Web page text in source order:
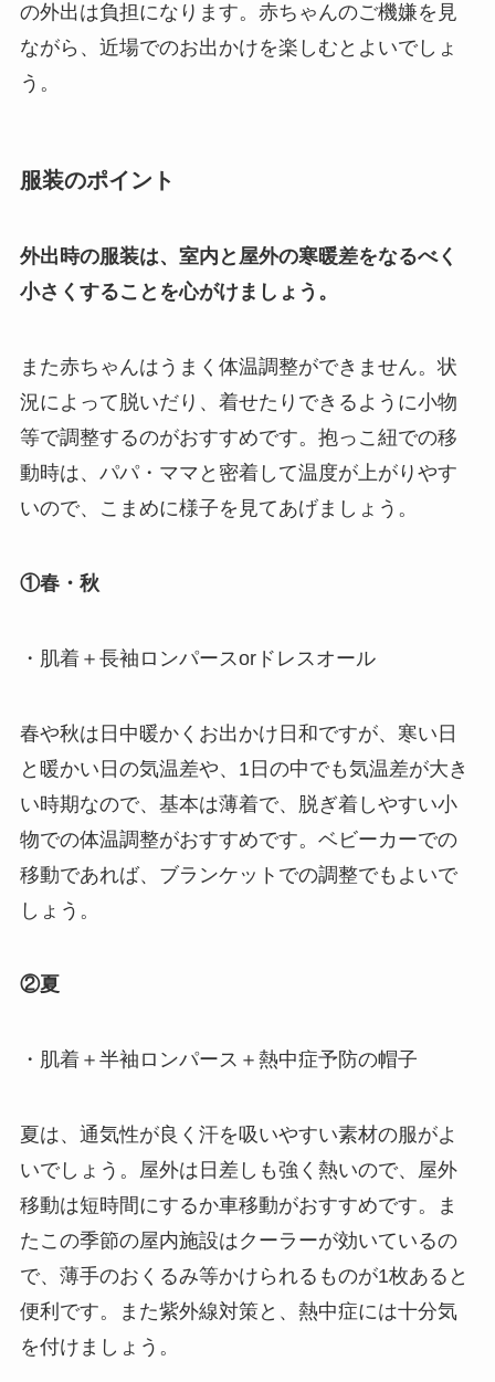
の外出は負担になります。赤ちゃんのご機嫌を見
ながら、近場でのお出かけを楽しむとよいでしょ
う。
服装のポイント
外出時の服装は、室内と屋外の寒暖差をなるべく
小さくすることを心がけましょう。
また赤ちゃんはうまく体温調整ができません。状
況によって脱いだり、着せたりできるように小物
等で調整するのがおすすめです。抱っこ紐での移
動時は、パパ・ママと密着して温度が上がりやす
いので、こまめに様子を見てあげましょう。
①春・秋
・肌着＋長袖ロンパースorドレスオール
春や秋は日中暖かくお出かけ日和ですが、寒い日
と暖かい日の気温差や、1日の中でも気温差が大き
い時期なので、基本は薄着で、脱ぎ着しやすい小
物での体温調整がおすすめです。ベビーカーでの
移動であれば、ブランケットでの調整でもよいで
しょう。
②夏
・肌着＋半袖ロンパース＋熱中症予防の帽子
夏は、通気性が良く汗を吸いやすい素材の服がよ
いでしょう。屋外は日差しも強く熱いので、屋外
移動は短時間にするか車移動がおすすめです。ま
たこの季節の屋内施設はクーラーが効いているの
で、薄手のおくるみ等かけられるものが1枚あると
便利です。また紫外線対策と、熱中症には十分気
を付けましょう。